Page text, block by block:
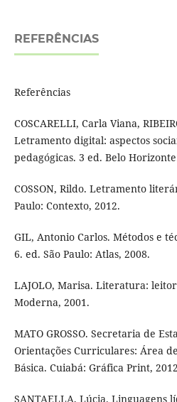
REFERÊNCIAS
Referências
COSCARELLI, Carla Viana,
Letramento digital: aspectos
pedagógicas. 3 ed. Belo
COSSON, Rildo. Letramento
Paulo: Contexto, 2012.
GIL, Antonio Carlos. Métodos e
6. ed. São Paulo: Atlas, 2008.
LAJOLO, Marisa. Literatura:
Moderna, 2001.
MATO GROSSO. Secretaria de
Orientações Curriculares: Área
Básica. Cuiabá: Gráfica Print,
SANTAELLA, Lúcia. Linguagens